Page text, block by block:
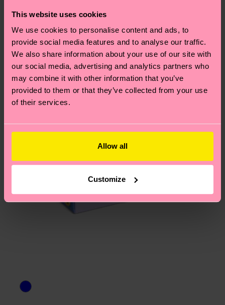
This website uses cookies
We use cookies to personalise content and ads, to
provide social media features and to analyse our traffic.
We also share information about your use of our site with
our social media, advertising and analytics partners who
may combine it with other information that you’ve
provided to them or that they’ve collected from your use
of their services.
Allow all
Customize
dass es sich hierbei um einen Richtwert handelt
deinem Land abhängt.
Du hast Fragen zu einer Retoure? In unserem
Hilfebereich im Artikel Retouren findest du die
am häufigsten gestellten Fragen.
Ähnliche muster
Special
Edition